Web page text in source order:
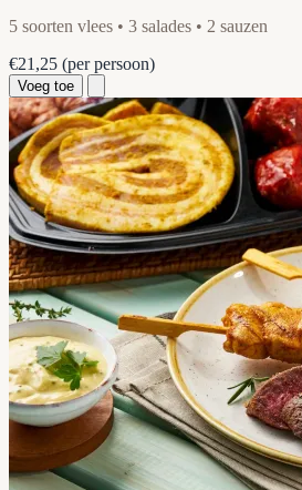
5 soorten vlees • 3 salades • 2 sauzen
€21,25 (per persoon)
Voeg toe